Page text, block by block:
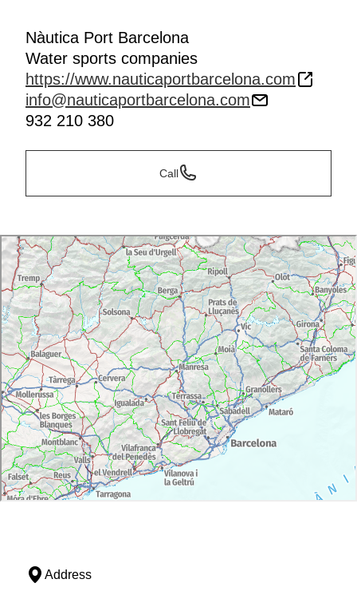
Nàutica Port Barcelona
Water sports companies
https://www.nauticaportbarcelona.com
info@nauticaportbarcelona.com
932 210 380
Call
Address